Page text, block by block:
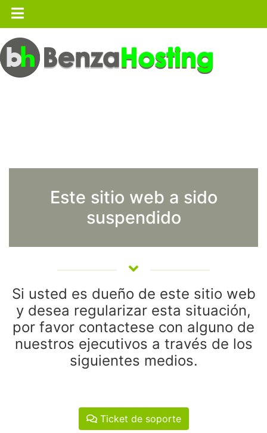
Este sitio web a sido
suspendido
Si usted es dueño de este sitio web
y desea regularizar esta situación,
por favor contactese con alguno de
nuestros ejecutivos a través de los
siguientes medios.
Ticket de soporte